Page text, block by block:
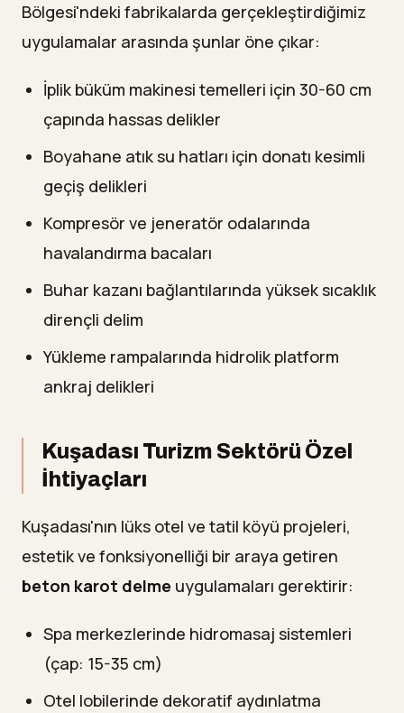
Bölgesi'ndeki fabrikalarda gerçekleştirdiğimiz
uygulamalar arasında şunlar öne çıkar:
İplik büküm makinesi temelleri için 30-60 cm
çapında hassas delikler
Boyahane atık su hatları için donatı kesimli
geçiş delikleri
Kompresör ve jeneratör odalarında
havalandırma bacaları
Buhar kazanı bağlantılarında yüksek sıcaklık
dirençli delim
Yükleme rampalarında hidrolik platform
ankraj delikleri
Kuşadası Turizm Sektörü Özel
İhtiyaçları
Kuşadası'nın lüks otel ve tatil köyü projeleri,
estetik ve fonksiyonelliği bir araya getiren
beton karot delme uygulamaları gerektirir:
Spa merkezlerinde hidromasaj sistemleri
(çap: 15-35 cm)
Otel lobilerinde dekoratif aydınlatma